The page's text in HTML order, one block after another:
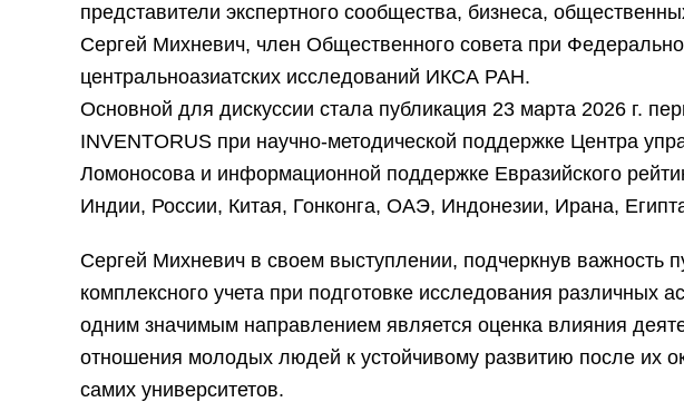
представители экспертного сообщества, бизнеса,
Сергей Михневич, член Общественного совета при
центральноазиатских исследований ИКСА РАН.
Основной для дискуссии стала публикация 23 марта 2026 г.
INVENTORUS при научно-методической поддержке Центра
Ломоносова и информационной поддержке Евразийского
Индии, России, Китая, Гонконга, ОАЭ, Индонезии, Ирана,
Сергей Михневич в своем выступлении, подчеркнув важность
комплексного учета при подготовке исследования
одним значимым направлением является оценка влияния
отношения молодых людей к устойчивому развитию после их
самих университетов.